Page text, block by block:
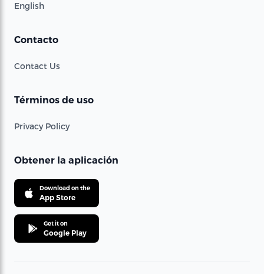
English
Contacto
Contact Us
Términos de uso
Privacy Policy
Obtener la aplicación
Download on the
App Store
Get it on
Google Play